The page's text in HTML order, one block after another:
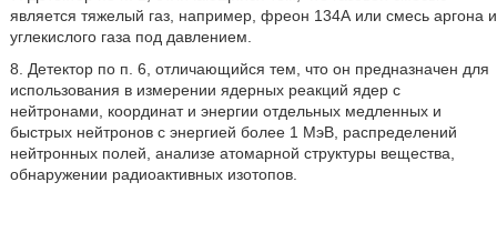
является тяжелый газ, например, фреон 134А или смесь аргона и
углекислого газа под давлением.
8. Детектор по п. 6, отличающийся тем, что он предназначен для
использования в измерении ядерных реакций ядер с
нейтронами, координат и энергии отдельных медленных и
быстрых нейтронов с энергией более 1 МэВ, распределений
нейтронных полей, анализе атомарной структуры вещества,
обнаружении радиоактивных изотопов.